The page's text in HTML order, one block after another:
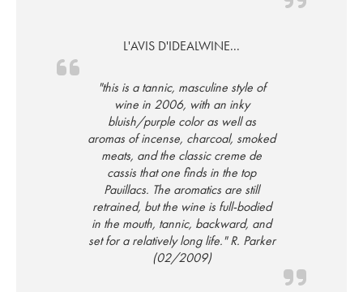
L'AVIS D'IDEALWINE...
"this is a tannic, masculine style of
wine in 2006, with an inky
bluish/purple color as well as
aromas of incense, charcoal, smoked
meats, and the classic creme de
cassis that one finds in the top
Pauillacs. The aromatics are still
retrained, but the wine is full-bodied
in the mouth, tannic, backward, and
set for a relatively long life." R. Parker
(02/2009)